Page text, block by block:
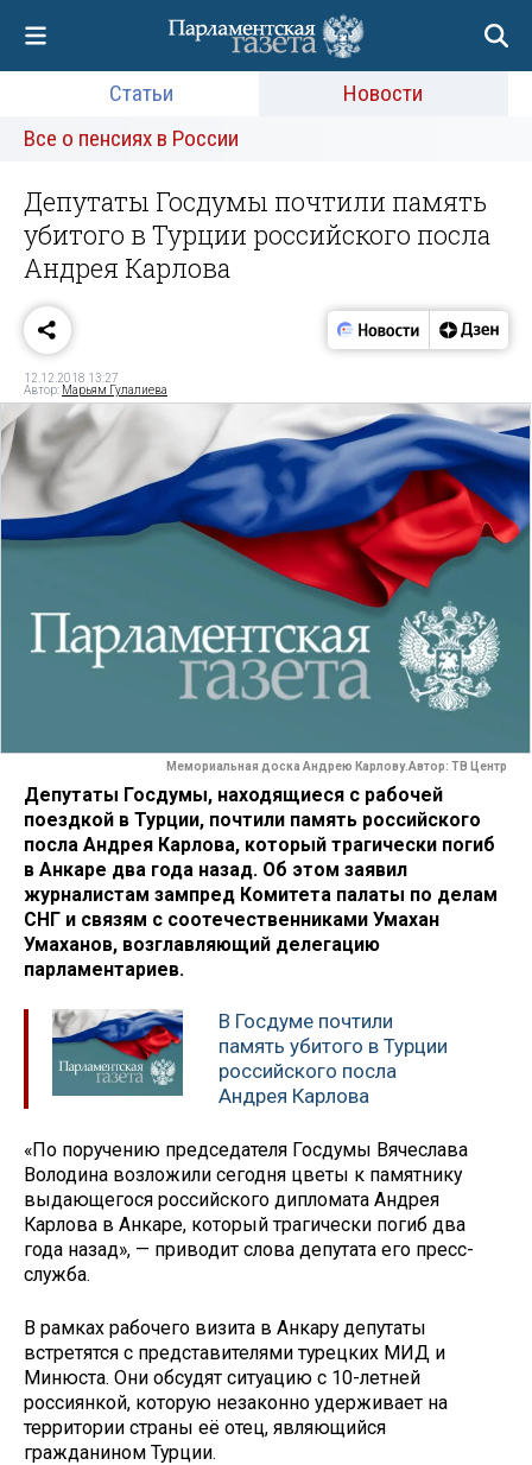
Статьи
Новости
Все о пенсиях в России
Депутаты Госдумы почтили память
убитого в Турции российского посла
Андрея Карлова
12.12.2018 13:27
Автор: Марьям Гулалиева
Мемориальная доска Андрею Карлову.Автор: ТВ Центр
Депутаты Госдумы, находящиеся с рабочей
поездкой в Турции, почтили память российского
посла Андрея Карлова, который трагически погиб
в Анкаре два года назад. Об этом заявил
журналистам зампред Комитета палаты по делам
СНГ и связям с соотечественниками Умахан
Умаханов, возглавляющий делегацию
парламентариев.
В Госдуме почтили
память убитого в Турции
российского посла
Андрея Карлова
«По поручению председателя Госдумы Вячеслава
Володина возложили сегодня цветы к памятнику
выдающегося российского дипломата Андрея
Карлова в Анкаре, который трагически погиб два
года назад», — приводит слова депутата его пресс-
служба.
В рамках рабочего визита в Анкару депутаты
встретятся с представителями турецких МИД и
Минюста. Они обсудят ситуацию с 10-летней
россиянкой, которую незаконно удерживает на
территории страны её отец, являющийся
гражданином Турции.